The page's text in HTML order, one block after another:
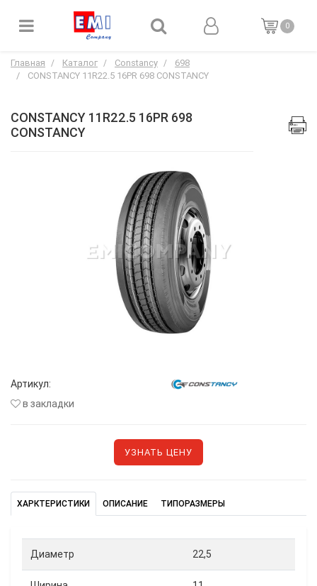
0
Главная Каталог Constancy
698
CONSTANCY 11R22.5 16PR 698 CONSTANCY
CONSTANCY 11R22.5 16PR 698
CONSTANCY
Артикул:
в закладки
УЗНАТЬ ЦЕНУ
ХАРКТЕРИСТИКИ ОПИСАНИЕ ТИПОРАЗМЕРЫ
Диаметр 22,5